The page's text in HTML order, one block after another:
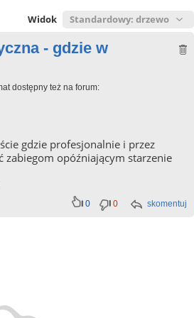
Widok
- gdzie w
dostępny też na forum:
gdzie profesjonalnie i przez
zabiegom opóźniającym starzenie
skomentuj
0 0